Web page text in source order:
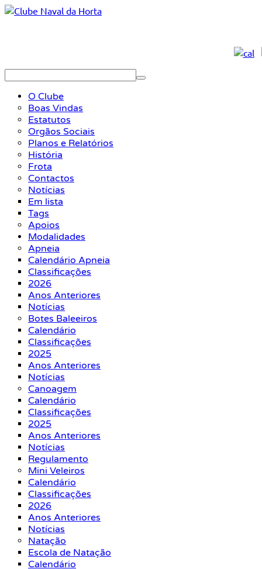
O Clube
Boas Vindas
Estatutos
Orgãos Sociais
Planos e Relatórios
História
Frota
Contactos
Notícias
Em lista
Tags
Apoios
Modalidades
Apneia
Calendário Apneia
Classificações
2026
Anos Anteriores
Notícias
Botes Baleeiros
Calendário
Classificações
2025
Anos Anteriores
Notícias
Canoagem
Calendário
Classificações
2025
Anos Anteriores
Notícias
Regulamento
Mini Veleiros
Calendário
Classificações
2026
Anos Anteriores
Notícias
Natação
Escola de Natação
Calendário